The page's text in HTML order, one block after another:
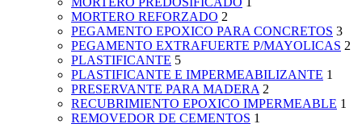
MORTERO REFORZADO 2
PEGAMENTO EPOXICO PARA CONCRETOS 3
PEGAMENTO EXTRAFUERTE P/MAYOLICAS 2
PLASTIFICANTE 5
PLASTIFICANTE E IMPERMEABILIZANTE 1
PRESERVANTE PARA MADERA 2
RECUBRIMIENTO EPOXICO IMPERMEABLE 1
REMOVEDOR DE CEMENTOS 1